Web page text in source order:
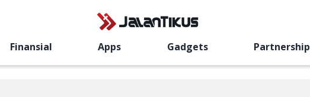
Finansial Apps Gadgets Partnership